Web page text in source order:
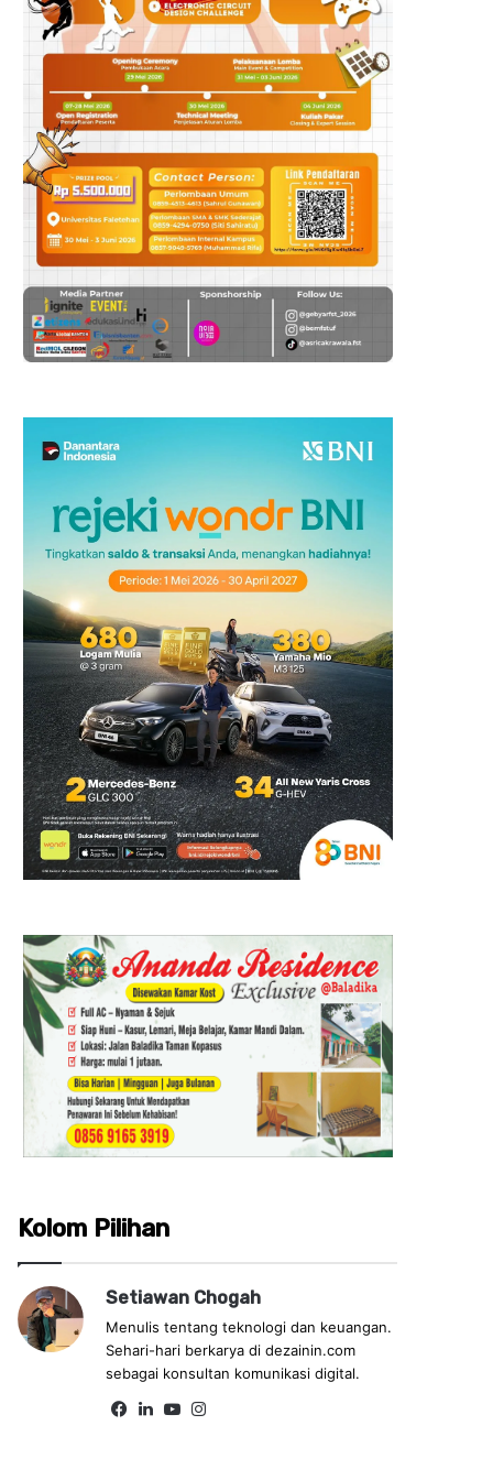
Kolom Pilihan
Setiawan Chogah
Menulis tentang teknologi dan keuangan.
Sehari-hari berkarya di dezainin.com
sebagai konsultan komunikasi digital.
Fa Lin Yo